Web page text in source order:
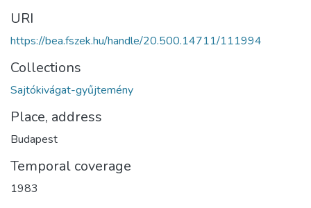
URI
https://bea.fszek.hu/handle/20.500.14711/111994
Collections
Sajtókivágat-gyűjtemény
Place, address
Budapest
Temporal coverage
1983